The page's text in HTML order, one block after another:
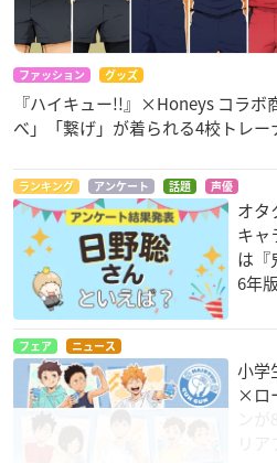
ファッション グッズ
『ハイキュー!!』×Honeys コラボ
べ」「繋げ」が着られる4校トレ
ランキング アンケート 話題 声優
オタ
キャ
は『
6年版
フェア ニュース
小学
×ロ